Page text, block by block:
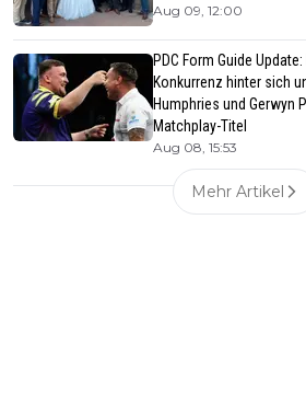
Aug 09, 12:00
PDC Form Guide
Konkurrenz hinter sich
Humphries und Gerwyn
Matchplay-Titel
Aug 08, 15:53
Mehr Artikel